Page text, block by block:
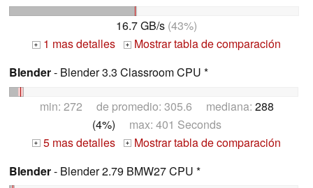
16.7 GB/s (43%)
+ 1 mas detalles +
Mostrar tabla de comparación
Blender- Blender 3.3 Classroom CPU *
min: 272 de promedio: 305.6 mediana: 288
(4%) max: 401 Seconds
+ 5 mas detalles +
Mostrar tabla de comparación
Blender- Blender 2.79 BMW27 CPU *